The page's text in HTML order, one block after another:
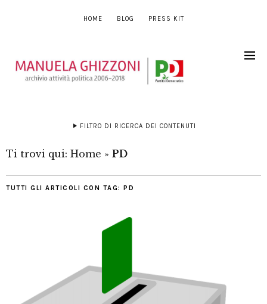
HOME BLOG PRESS KIT
FILTRO DI RICERCA DEI CONTENUTI
Ti trovi qui: Home » PD
TUTTI GLI ARTICOLI CON TAG: PD